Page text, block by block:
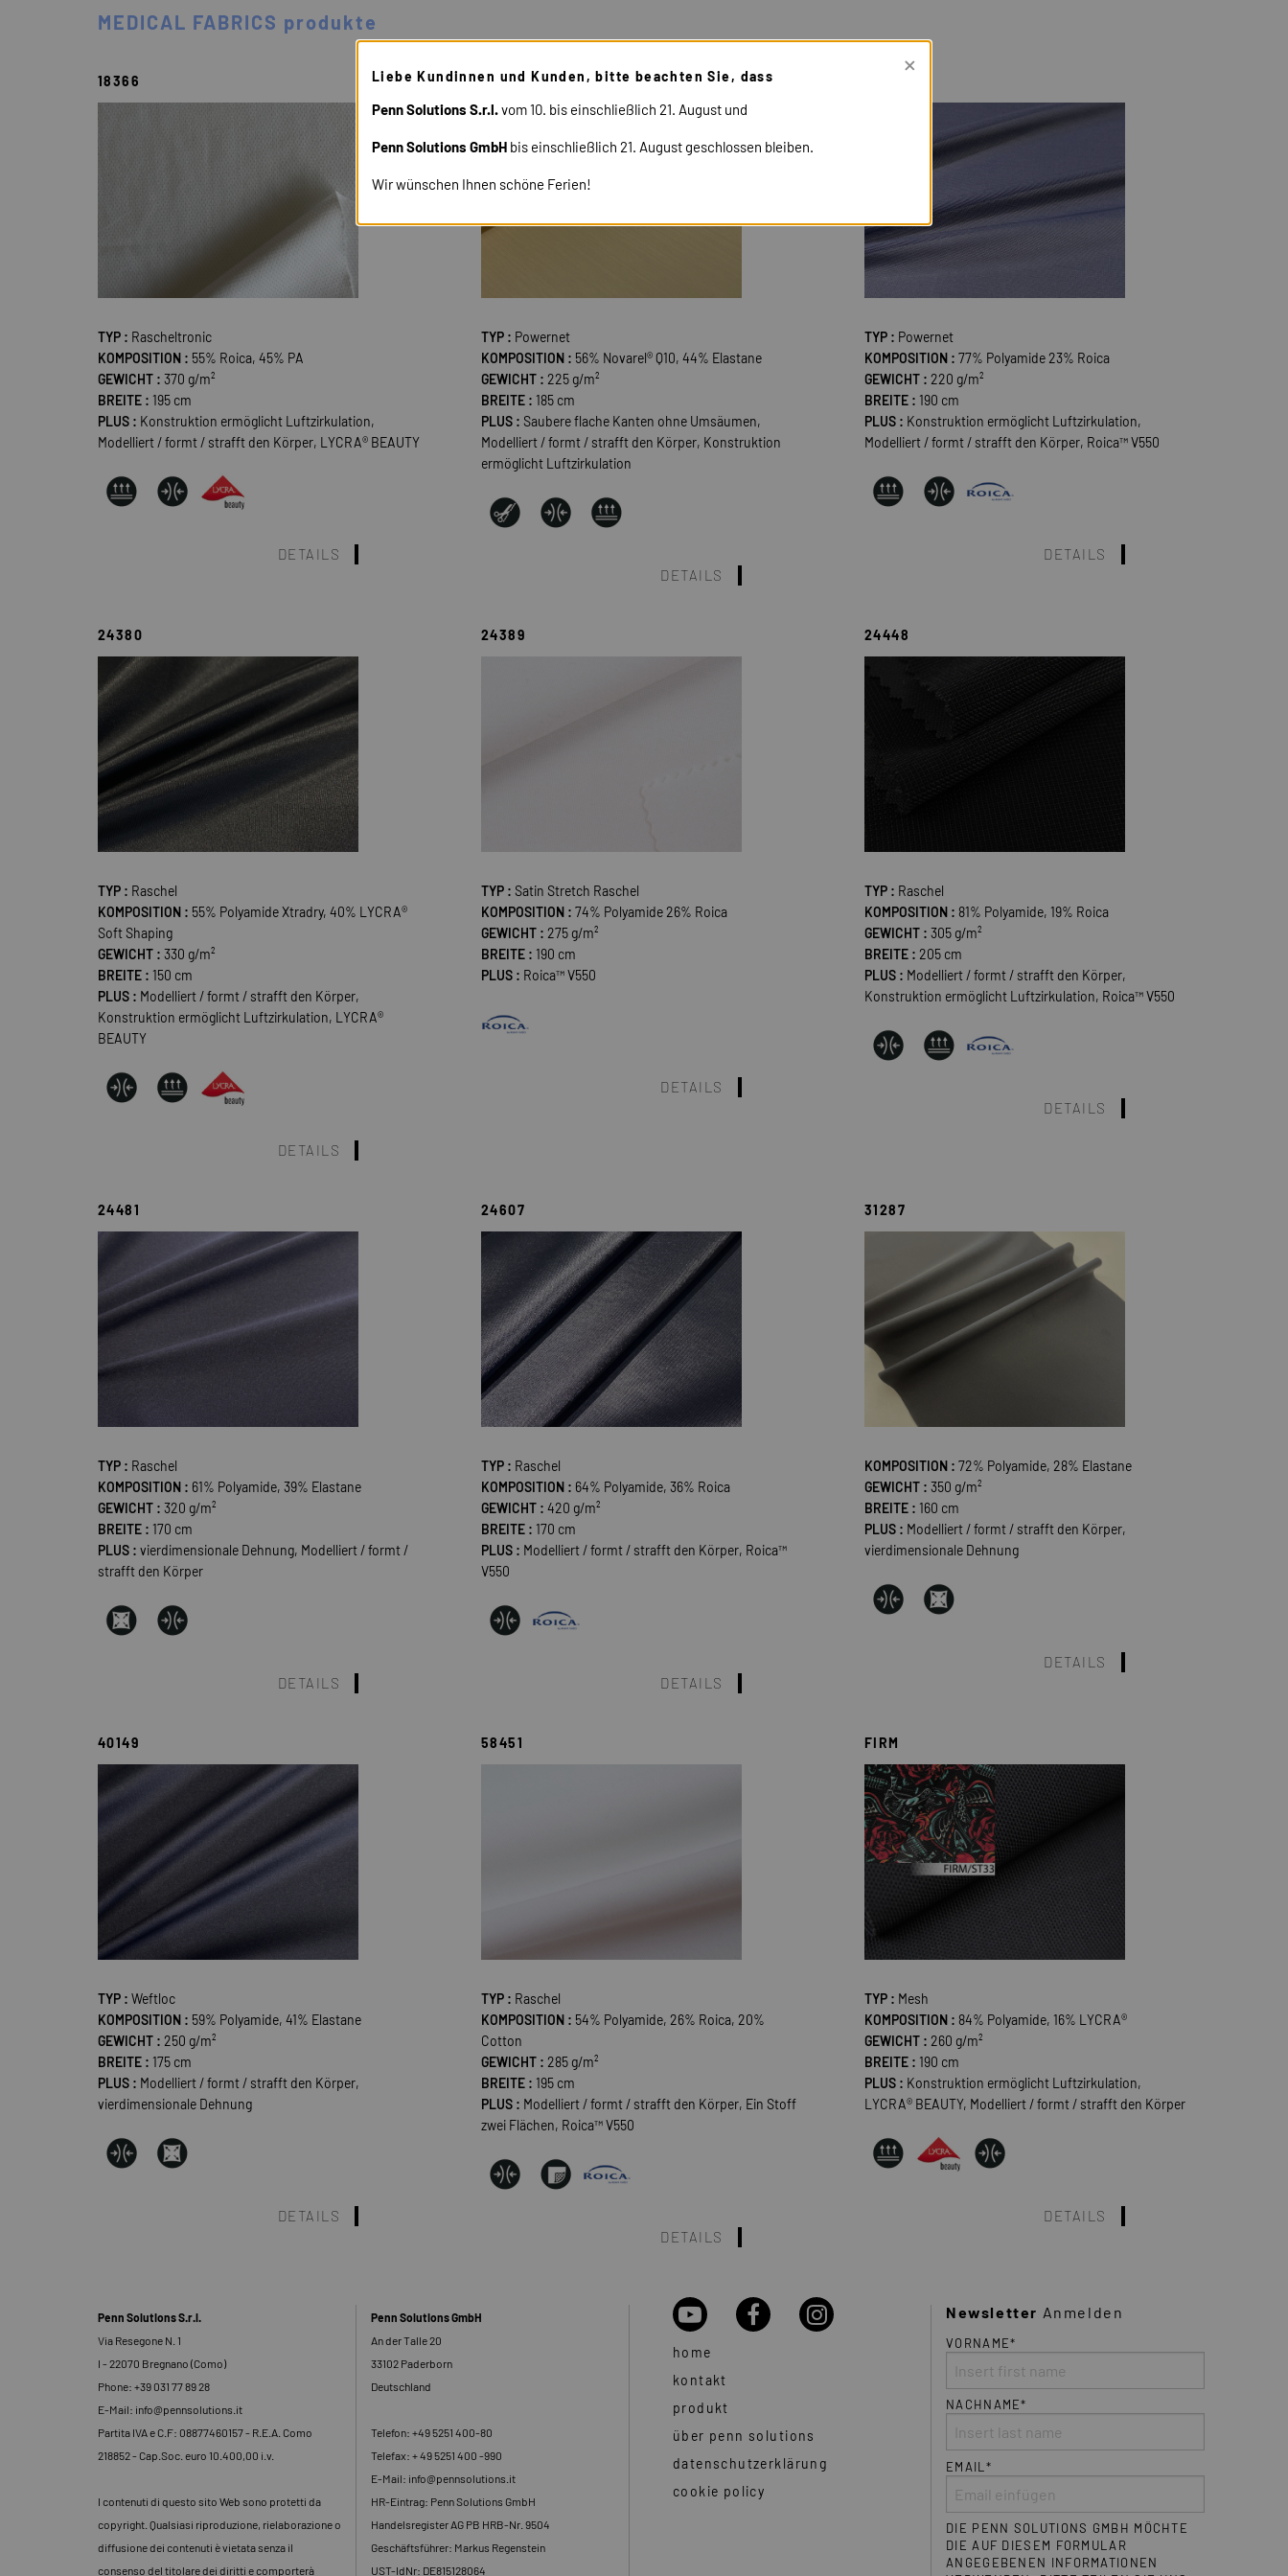
MEDICAL FABRICS produkte
18366
TYP : Rascheltronic
KOMPOSITION : 55% Roica, 45% PA
GEWICHT : 370 g/m²
BREITE : 195 cm
PLUS : Konstruktion ermöglicht Luftzirkulation,
Modelliert / formt / strafft den Körper, LYCRA® BEAUTY
DETAILS
21444
TYP : Powernet
KOMPOSITION : 56% Novarel® Q10, 44% Elastane
GEWICHT : 225 g/m²
BREITE : 185 cm
PLUS : Saubere flache Kanten ohne Umsäumen,
Modelliert / formt / strafft den Körper, Konstruktion
ermöglicht Luftzirkulation
DETAILS
TYP : Powernet
KOMPOSITION : 77% Polyamide 23% Roica
GEWICHT : 220 g/m²
BREITE : 190 cm
PLUS : Konstruktion ermöglicht Luftzirkulation,
Modelliert / formt / strafft den Körper, Roica™ V550
DETAILS
24380
TYP : Raschel
KOMPOSITION : 55% Polyamide Xtradry, 40% LYCRA®
Soft Shaping
GEWICHT : 330 g/m²
BREITE : 150 cm
PLUS : Modelliert / formt / strafft den Körper,
Konstruktion ermöglicht Luftzirkulation, LYCRA®
BEAUTY
DETAILS
24389
TYP : Satin Stretch Raschel
KOMPOSITION : 74% Polyamide 26% Roica
GEWICHT : 275 g/m²
BREITE : 190 cm
PLUS : Roica™ V550
DETAILS
24448
TYP : Raschel
KOMPOSITION : 81% Polyamide, 19% Roica
GEWICHT : 305 g/m²
BREITE : 205 cm
PLUS : Modelliert / formt / strafft den Körper,
Konstruktion ermöglicht Luftzirkulation, Roica™ V550
DETAILS
24481
TYP : Raschel
KOMPOSITION : 61% Polyamide, 39% Elastane
GEWICHT : 320 g/m²
BREITE : 170 cm
PLUS : vierdimensionale Dehnung, Modelliert / formt /
strafft den Körper
DETAILS
24607
TYP : Raschel
KOMPOSITION : 64% Polyamide, 36% Roica
GEWICHT : 420 g/m²
BREITE : 170 cm
PLUS : Modelliert / formt / strafft den Körper, Roica™
V550
DETAILS
31287
KOMPOSITION : 72% Polyamide, 28% Elastane
GEWICHT : 350 g/m²
BREITE : 160 cm
PLUS : Modelliert / formt / strafft den Körper,
vierdimensionale Dehnung
DETAILS
40149
TYP : Weftloc
KOMPOSITION : 59% Polyamide, 41% Elastane
GEWICHT : 250 g/m²
BREITE : 175 cm
PLUS : Modelliert / formt / strafft den Körper,
vierdimensionale Dehnung
DETAILS
58451
TYP : Raschel
KOMPOSITION : 54% Polyamide, 26% Roica, 20%
Cotton
GEWICHT : 285 g/m²
BREITE : 195 cm
PLUS : Modelliert / formt / strafft den Körper, Ein Stoff
zwei Flächen, Roica™ V550
DETAILS
FIRM
TYP : Mesh
KOMPOSITION : 84% Polyamide, 16% LYCRA®
GEWICHT : 260 g/m²
BREITE : 190 cm
PLUS : Konstruktion ermöglicht Luftzirkulation,
LYCRA® BEAUTY, Modelliert / formt / strafft den Körper
DETAILS
Penn Solutions S.r.l.
Via Resegone N. 1
I - 22070 Bregnano (Como)
Phone: +39 031 77 89 28
E-Mail: info@pennsolutions.it
Partita IVA e C.F: 08877460157 - R.E.A. Como
218852 - Cap.Soc. euro 10.400,00 i.v.
I contenuti di questo sito Web sono protetti da
copyright. Qualsiasi riproduzione, rielaborazione o
diffusione dei contenuti è vietata senza il
consenso del titolare dei diritti e comporterà
Penn Solutions GmbH
An der Talle 20
33102 Paderborn
Deutschland
Telefon: +49 5251 400-80
Telefax: + 49 5251 400 -990
E-Mail: info@pennsolutions.it
HR-Eintrag: Penn Solutions GmbH
Handelsregister AG PB HRB-Nr. 9504
Geschäftsführer: Markus Regenstein
UST-IdNr: DE815128064
home
kontakt
produkt
über penn solutions
datenschutzerklärung
cookie policy
Newsletter Anmelden
VORNAME*
NACHNAME*
EMAIL*
DIE PENN SOLUTIONS GMBH MÖCHTE
DIE AUF DIESEM FORMULAR
ANGEGEBENEN INFORMATIONEN
Liebe Kundinnen und Kunden, bitte beachten Sie, dass
Penn Solutions S.r.l.vom 10. bis einschließlich 21. August und
Penn Solutions GmbH bis einschließlich 21. August geschlossen bleiben.
Wir wünschen Ihnen schöne Ferien!
×